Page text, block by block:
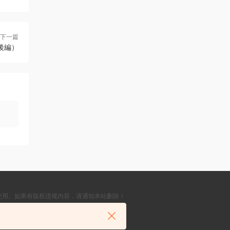
下一篇
）
。如果有版权违规内容，请通知本站删除！